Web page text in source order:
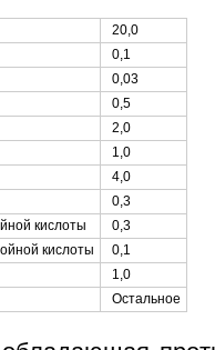
20,0
0,1
0,03
0,5
2,0
1,0
4,0
0,3
кислоты
0,3
кислоты
0,1
1,0
Остальное